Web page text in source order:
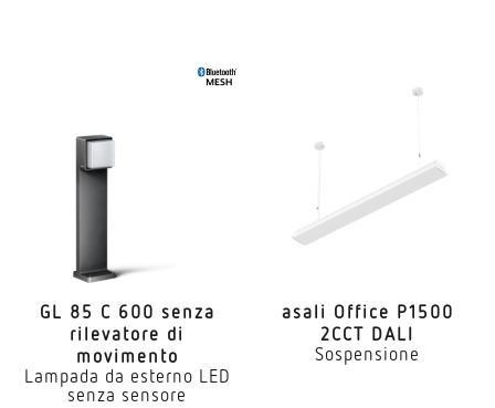
GL 85 C 600 senza
rile­vatore di
movimento
Lampada da esterno LED
senza sensore
asali Office P1500
2CCT DALI
Sospensione